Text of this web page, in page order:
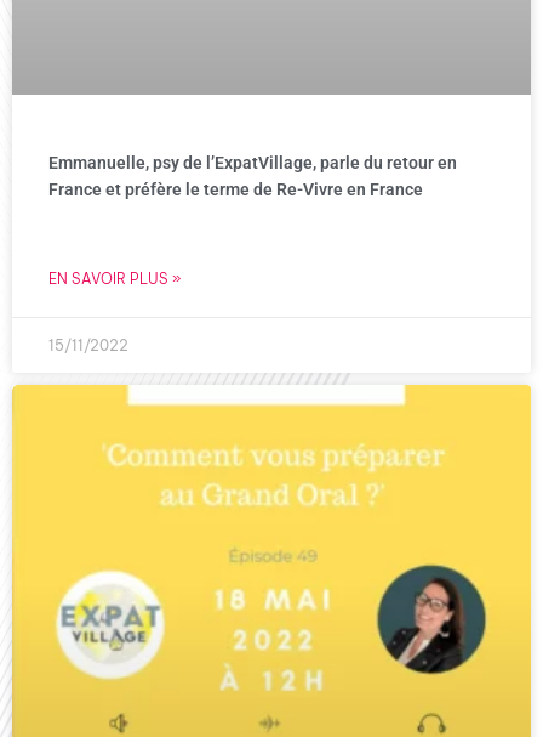
Emmanuelle, psy de l’ExpatVillage, parle du retour en
France et préfère le terme de Re-Vivre en France
EN SAVOIR PLUS »
15/11/2022